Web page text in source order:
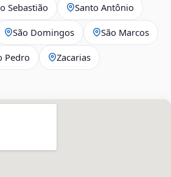
Sebastião Santo Antônio
São Domingos São Marcos
Pedro Zacarias